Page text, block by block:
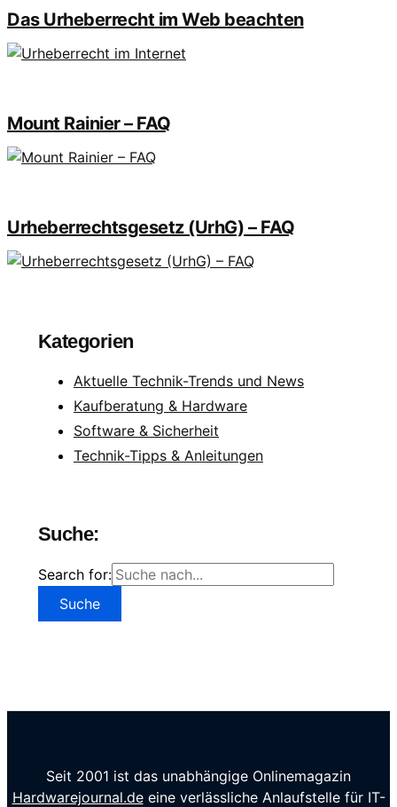
Das Urheberrecht im Web beachten
Mount Rainier – FAQ
Urheberrechtsgesetz (UrhG) – FAQ
Kategorien
Aktuelle Technik-Trends und News
Kaufberatung & Hardware
Software & Sicherheit
Technik-Tipps & Anleitungen
Suche:
Search for:
Seit 2001 ist das unabhängige Onlinemagazin
Hardwarejournal.deeine verlässliche Anlaufstelle für IT-